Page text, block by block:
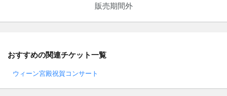
販売期間外
おすすめの関連チケット一覧
ウィーン宮殿祝賀コンサート